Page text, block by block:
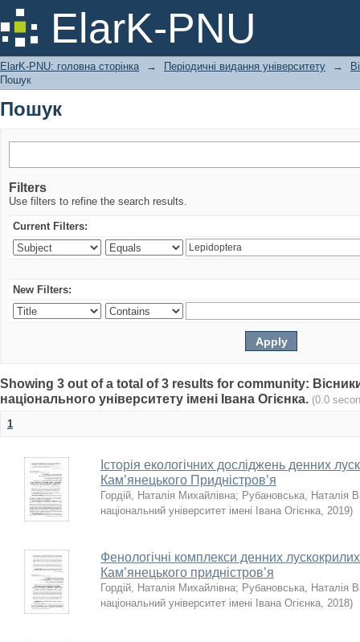
ElarK-PNU
Пошук
ElarK-PNU: головна сторінка → Періодичні видання університету →
Пошук
Пошук
Filters
Use filters to refine the search results.
Current Filters:
New Filters:
Showing 3 out of a total of 3 results for community:
національного університету імені Івана Огієнка. (0.0
1
Історія екологічних досліджень денних
Кам’янецького Придністров’я
Гордій, Наталія Михайлівна; Рубановська, Наталія
національний університет імені Івана Огієнка, 2019)
Фенологічні комплекси денних
Кам’янецького придністров’я
Гордій, Наталія Михайлівна; Рубановська, Наталія
національний університет імені Івана Огієнка, 2018)